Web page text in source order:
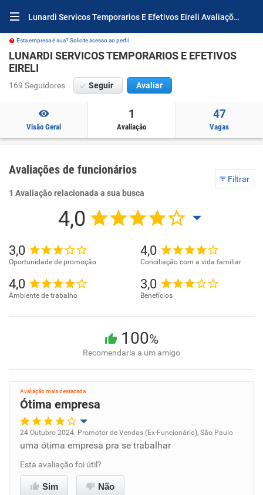
Lunardi Servicos Temporarios E Efetivos Eireli Avaliações e Opiniões
Esta empresa é sua? Solicite acesso ao perfil.
LUNARDI SERVICOS TEMPORARIOS E EFETIVOS
EIRELI
169 Seguidores Seguir Avaliar
Visão Geral
1
Avaliação
47
Vagas
Avaliações de funcionários
Filtrar
1 Avaliação relacionada a sua busca
4,0
3,0
Oportunidade de promoção
4,0
Conciliação com a vida familiar
4,0
Ambiente de trabalho
3,0
Benefícios
100%
Recomendaria a um amigo
Avaliação mais destacada
Ótima empresa
Oportunidade de promoção
Ambiente de trabalho
24 Outubro 2024. Promotor de Vendas (Ex-Funcionário), São Paulo
uma ótima empresa pra se trabalhar
Esta avaliação foi útil?
Sim Não